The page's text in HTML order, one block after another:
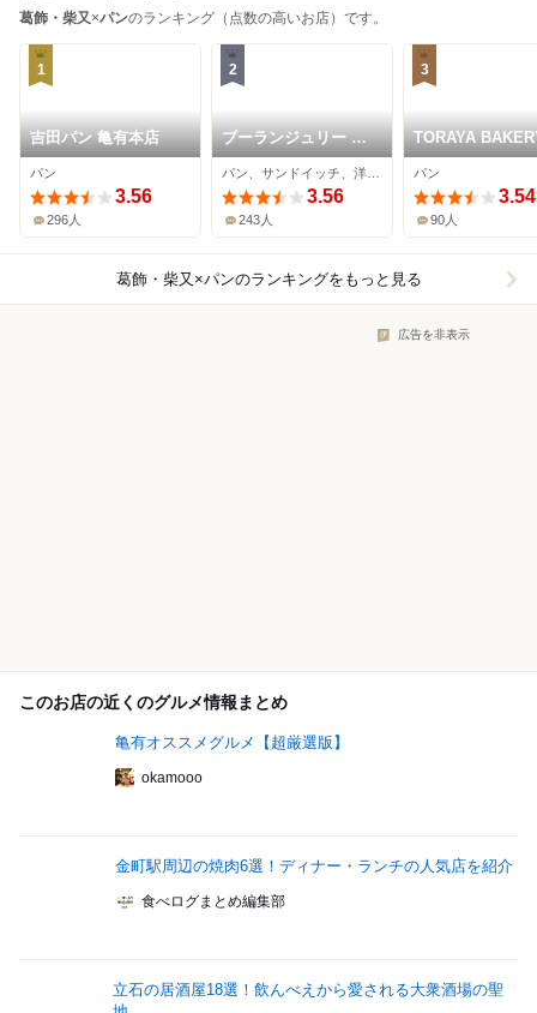
葛飾・柴又×パンのランキング（点数の高いお店）です。
1
吉田パン 亀有本店
パン
3.56
296人
2
ブーランジュリー オ
ーヴェルニュ
3.56
243人
3
TORAYA
パン
3.54
90人
葛飾・柴又×パンのランキングをもっと見る
広告を非表示
このお店の近くのグルメ情報まとめ
亀有オススメグルメ【超厳選版】
okamooo
金町駅周辺の焼肉6選！ディナー・ランチの人気店を紹介
食べログまとめ編集部
立石の居酒屋18選！飲んべえから愛される大衆酒場の聖